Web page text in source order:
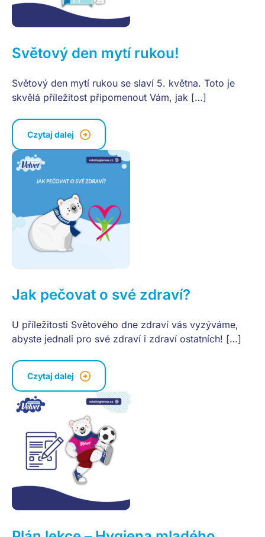
Světový den mytí rukou!
Světový den mytí rukou se slaví 5. května. Toto je
skvělá příležitost připomenout Vám, jak […]
Czytaj dalej
Jak pečovat o své zdraví?
U příležitosti Světového dne zdraví vás vyzýváme,
abyste jednali pro své zdraví i zdraví ostatních! […]
Czytaj dalej